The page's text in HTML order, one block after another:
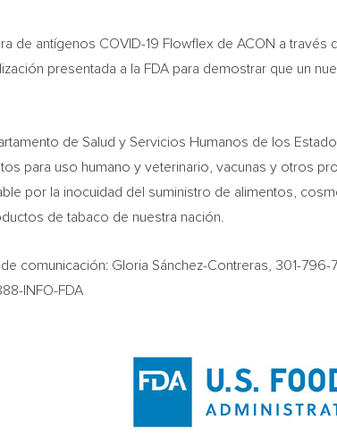
de antígenos COVID-19 Flowflex de ACON a
presentada a la FDA para demostrar que un
de Salud y Servicios Humanos de los
para uso humano y veterinario, vacunas y otros
por la inocuidad del suministro de alimentos,
de tabaco de nuestra nación.
comunicación: Gloria Sánchez-Contreras, 301-796-
INFO-FDA